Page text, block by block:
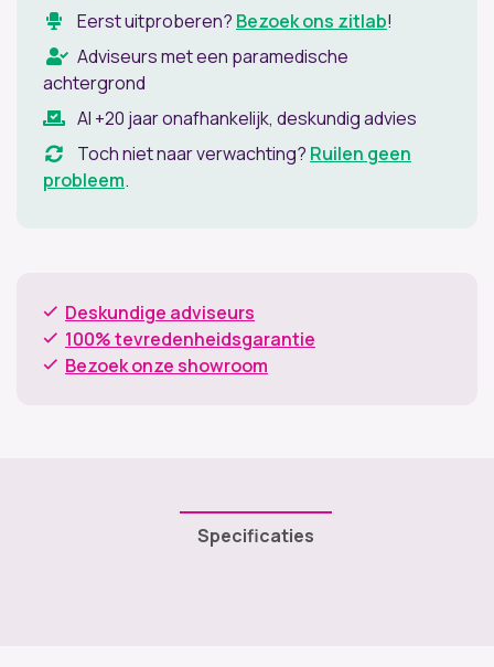
Eerst uitproberen? Bezoek ons zitlab!
Adviseurs met een paramedische
achtergrond
Al +20 jaar onafhankelijk, deskundig advies
Toch niet naar verwachting? Ruilen geen
probleem.
Deskundige adviseurs
100% tevredenheidsgarantie
Bezoek onze showroom
Specificaties